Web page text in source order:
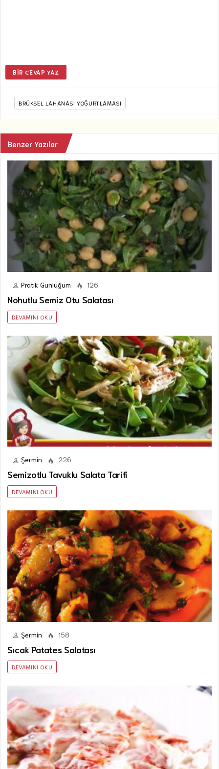
BIR CEVAP YAZ
BRÜKSEL LAHANASI YOĞURTLAMASI
Benzer Yazılar
Pratik Günlüğüm 126
Nohutlu Semiz Otu Salatası
DEVAMINI OKU
Şermin 226
Semizotlu Tavuklu Salata Tarifi
DEVAMINI OKU
Şermin 158
Sıcak Patates Salatası
DEVAMINI OKU